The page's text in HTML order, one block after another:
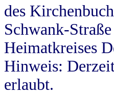
des
Schwank-
Heimatkreises
Hinweis:
erlaubt.